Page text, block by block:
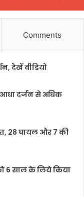
Comments
देखें वीडियो
दर्जन से अधिक
28 घायल और 7 की
6 साल के लिये किया